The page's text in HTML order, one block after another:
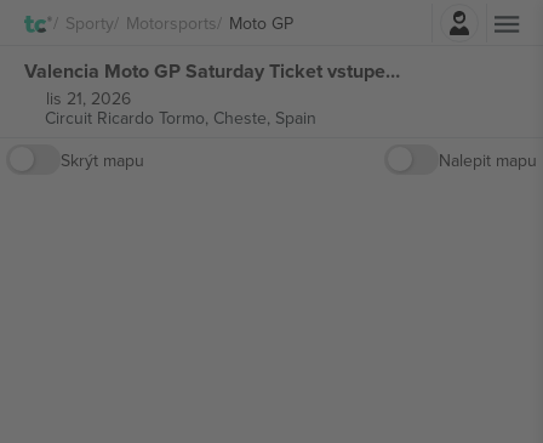
Sporty Motorsports Moto GP
Valencia Moto GP Saturday Ticket vstupenek
lis 21, 2026
Circuit Ricardo Tormo, Cheste, Spain
Skrýt mapu
Nalepit mapu